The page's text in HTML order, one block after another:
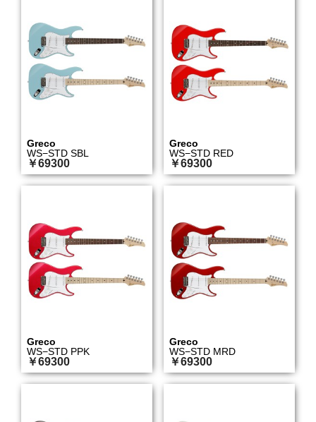
Greco
WS−STD SBL
￥69300
Greco
WS−STD RED
￥69300
Greco
WS−STD PPK
￥69300
Greco
WS−STD MRD
￥69300